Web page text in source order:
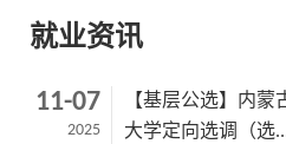
就业资讯
11-07
2025
【基层公选】内蒙
大学定向选调（选